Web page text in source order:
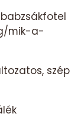
mik-a-
szép